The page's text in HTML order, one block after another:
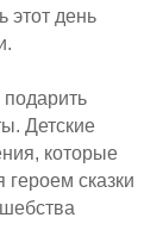
этот день
Детские
которые
героем сказки